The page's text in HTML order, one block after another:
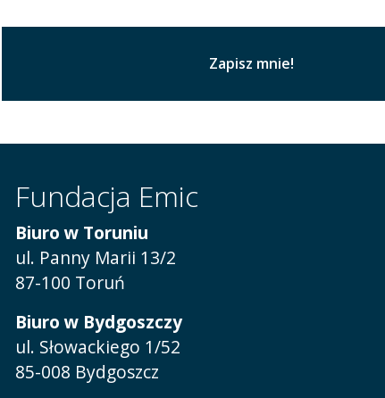
Fundacja Emic
Biuro w Toruniu
ul. Panny Marii 13/2
87-100 Toruń
Biuro w Bydgoszczy
ul. Słowackiego 1/52
85-008 Bydgoszcz